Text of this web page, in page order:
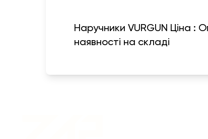
Наручники VURGUN Ціна :
наявності на складі